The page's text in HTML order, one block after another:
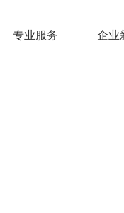
专业服务 企业